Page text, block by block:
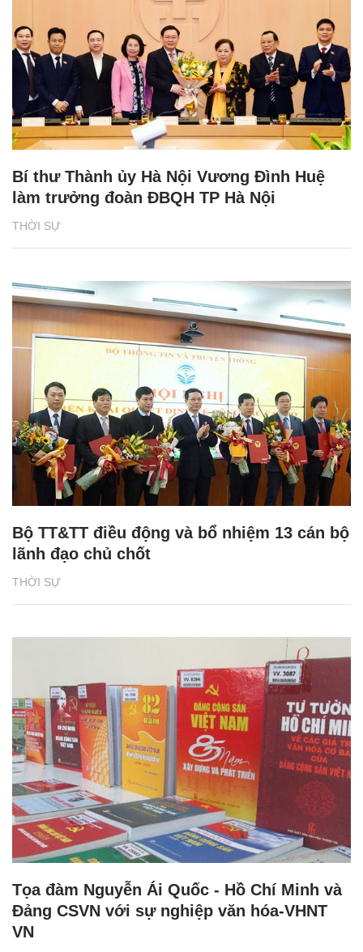
THỜI SỰ
Bí thư Thành ủy Hà Nội Vương Đình Huệ
làm trưởng đoàn ĐBQH TP Hà Nội
THỜI SỰ
Bộ TT&TT điều động và bổ nhiệm 13 cán bộ
lãnh đạo chủ chốt
Tọa đàm Nguyễn Ái Quốc - Hồ Chí Minh và
Đảng CSVN với sự nghiệp văn hóa-VHNT
VN